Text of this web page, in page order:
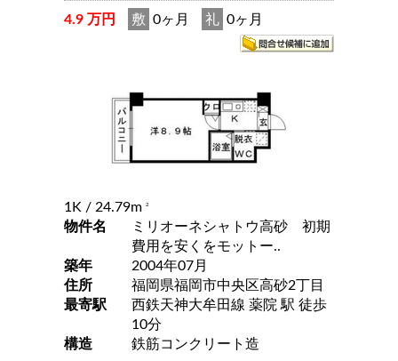
4.9 万円 敷 0ヶ月 礼 0ヶ月
1K / 24.79m 2
物件名
ミリオーネシャトウ高砂 初期
費用を安くをモットー..
築年
2004年07月
住所
福岡県福岡市中央区高砂2丁目
最寄駅
西鉄天神大牟田線 薬院 駅 徒歩
10分
構造
鉄筋コンクリート造